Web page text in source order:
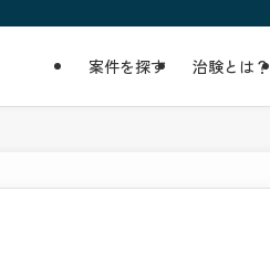
案件を探す 治験とは？